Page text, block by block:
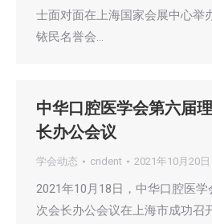
士面对面在上海国家会展中心举
铱民名誉会…
中华口腔医学会第六届
长办公会议
学会动态 cndent 2021年10月20日
2021年10月18日，中华口腔医
次会长办公会议在上海市成功召